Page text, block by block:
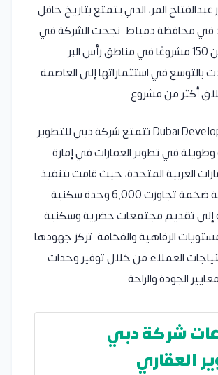
عبدالفتاح المر، الذي يتمتع بتاريخ حافل
في محافظة دمياط. نجحت الشركة في
تسليم أكثر من 150 مشروعًا في مناطق رأس البر
بالتوسع في استثماراتها إلى العاصمة
أكثر من مشروع.
شركة Dubai Developments تتمتع شركة دبي للتطوير
وطويلة في تطوير العقارات في إمارة
العربية المتحدة، حيث قامت بتنفيذ
مشاريع سكنية ضخمة تجاوزت 6,000 وحدة سكنية.
إلى تقديم مجتمعات حضرية وسكنية
الرفاهية والفخامة. تركز جهودها
العملاء من خلال توفير وحدات
الجودة والراحة
شركة دبي
العقاري